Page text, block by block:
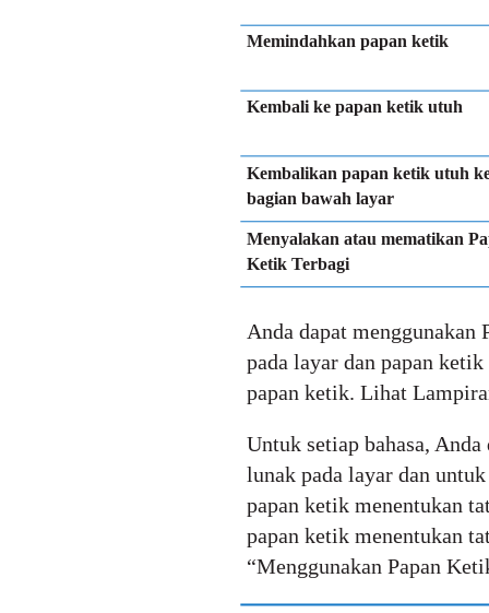
Memindahkan papan ketik
Kembali ke papan ketik utuh
Kembalikan papan ketik utuh
bagian bawah layar
Menyalakan atau mematikan
Ketik Terbagi
Anda dapat
pada layar dan papan
papan ketik. Lihat
Untuk setiap bahasa,
lunak pada layar dan
papan ketik menentukan
papan ketik menentukan
“Menggunakan Papan